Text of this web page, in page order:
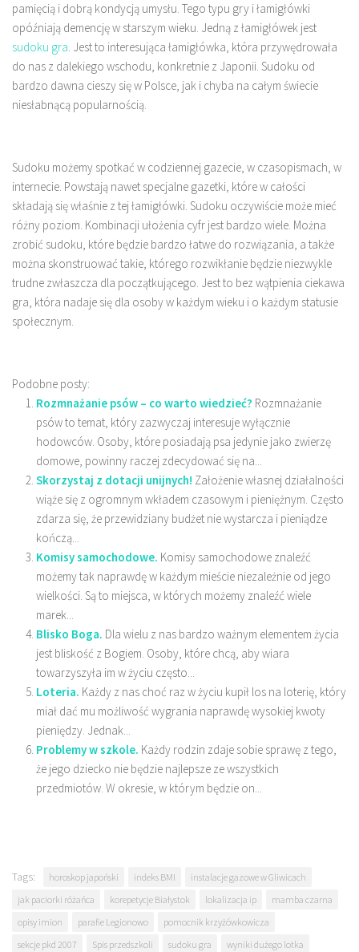
pamięcią i dobrą kondycją umysłu. Tego typu gry i łamigłówki
opóźniają demencję w starszym wieku. Jedną z łamigłówek jest
sudoku gra. Jest to interesująca łamigłówka, która przywędrowała
do nas z dalekiego wschodu, konkretnie z Japonii. Sudoku od
bardzo dawna cieszy się w Polsce, jak i chyba na całym świecie
niesłabnącą popularnością.
Sudoku możemy spotkać w codziennej gazecie, w czasopismach, w
internecie. Powstają nawet specjalne gazetki, które w całości
składają się właśnie z tej łamigłówki. Sudoku oczywiście może mieć
różny poziom. Kombinacji ułożenia cyfr jest bardzo wiele. Można
zrobić sudoku, które będzie bardzo łatwe do rozwiązania, a także
można skonstruować takie, którego rozwikłanie będzie niezwykle
trudne zwłaszcza dla początkującego. Jest to bez wątpienia ciekawa
gra, która nadaje się dla osoby w każdym wieku i o każdym statusie
społecznym.
Podobne posty:
Rozmnażanie psów – co warto wiedzieć? Rozmnażanie
psów to temat, który zazwyczaj interesuje wyłącznie
hodowców. Osoby, które posiadają psa jedynie jako zwierzę
domowe, powinny raczej zdecydować się na...
Skorzystaj z dotacji unijnych! Założenie własnej działalności
wiąże się z ogromnym wkładem czasowym i pieniężnym. Często
zdarza się, że przewidziany budżet nie wystarcza i pieniądze
kończą...
Komisy samochodowe. Komisy samochodowe znaleźć
możemy tak naprawdę w każdym mieście niezależnie od jego
wielkości. Są to miejsca, w których możemy znaleźć wiele
marek...
Blisko Boga. Dla wielu z nas bardzo ważnym elementem życia
jest bliskość z Bogiem. Osoby, które chcą, aby wiara
towarzyszyła im w życiu często...
Loteria. Każdy z nas choć raz w życiu kupił los na loterię, który
miał dać mu możliwość wygrania naprawdę wysokiej kwoty
pieniędzy. Jednak...
Problemy w szkole. Każdy rodzin zdaje sobie sprawę z tego,
że jego dziecko nie będzie najlepsze ze wszystkich
przedmiotów. W okresie, w którym będzie on...
Tags: horoskop japoński indeks BMI
instalacje gazowe w Gliwicach
jak paciorki różańca
korepetycje Białystok lokalizacja ip
mamba czarna
opisy imion
parafie Legionowo
pomocnik krzyżówkowicza
sekcje pkd 2007
Spis przedszkoli sudoku gra wyniki dużego lotka